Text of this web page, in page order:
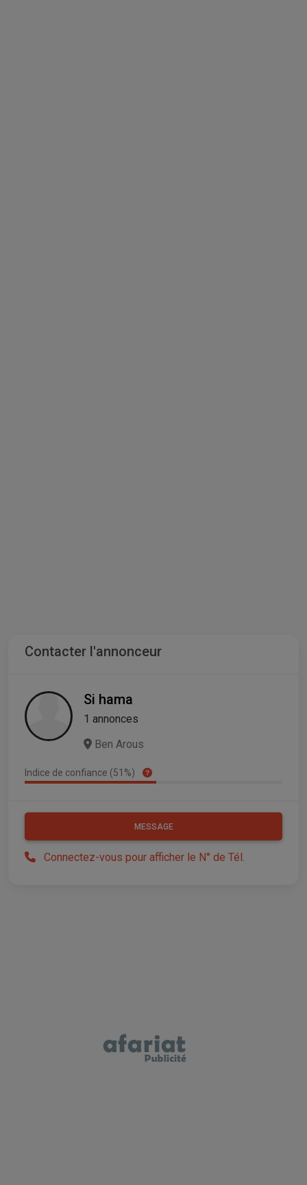
Contacter l'annonceur
Si hama
1 annonces
Ben Arous
Indice de confiance (51%)
MESSAGE
Connectez-vous pour afficher le N° de Tél.